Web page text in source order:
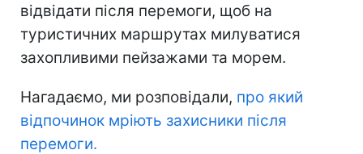
відвідати після перемоги, щоб на
туристичних маршрутах милуватися
захопливими пейзажами та морем.
Нагадаємо, ми розповідали, про який
відпочинок мріють захисники після
перемоги.